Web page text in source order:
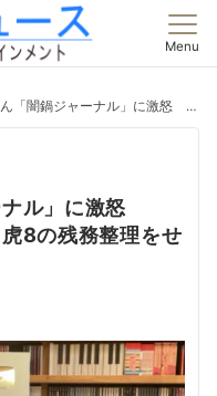
Menu
に激怒 「彼らはプロじゃない」 虎8の残務整理をせず退社、フライング配信
ナル」に激怒
8の残務整理をせ